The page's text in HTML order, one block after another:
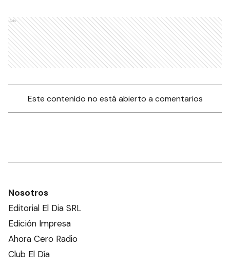
Ads
Este contenido no está abierto a comentarios
Nosotros
Editorial El Dia SRL
Edición Impresa
Ahora Cero Radio
Club El Día